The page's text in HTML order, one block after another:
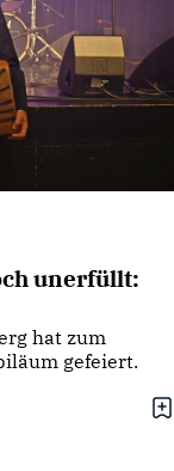
unerfüllt:
hat zum
gefeiert.